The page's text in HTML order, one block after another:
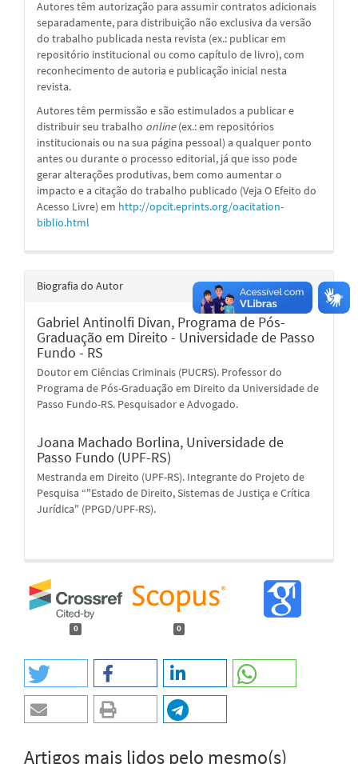
Autores têm autorização para assumir contratos adicionais
separadamente, para distribuição não exclusiva da versão
do trabalho publicada nesta revista (ex.: publicar em
repositório institucional ou como capítulo de livro), com
reconhecimento de autoria e publicação inicial nesta
revista.
Autores têm permissão e são estimulados a publicar e
distribuir seu trabalho online(ex.: em repositórios
institucionais ou na sua página pessoal) a qualquer ponto
antes ou durante o processo editorial, já que isso pode
gerar alterações produtivas, bem como aumentar o
impacto e a citação do trabalho publicado (Veja O Efeito do
Acesso Livre) em http://opcit.eprints.org/oacitation-
biblio.html
Biografia do Autor
Gabriel Antinolfi Divan, Programa de Pós-
Graduação em Direito - Universidade de Passo
Fundo - RS
Doutor em Ciências Criminais (PUCRS). Professor do
Programa de Pós-Graduação em Direito da Universidade de
Passo Fundo-RS. Pesquisador e Advogado.
Joana Machado Borlina, Universidade de
Passo Fundo (UPF-RS)
Mestranda em Direito (UPF-RS). Integrante do Projeto de
Pesquisa “"Estado de Direito, Sistemas de Justiça e Crítica
Jurídica" (PPGD/UPF-RS).
0 0
Artigos mais lidos pelo mesmo(s)